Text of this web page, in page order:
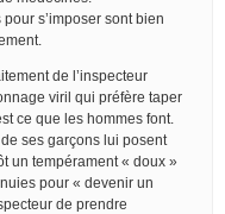
s’imposer sont bien
de l’inspecteur
viril qui préfère taper
ce que les hommes font.
ses garçons lui posent
un tempérament « doux »
pour « devenir un
de prendre